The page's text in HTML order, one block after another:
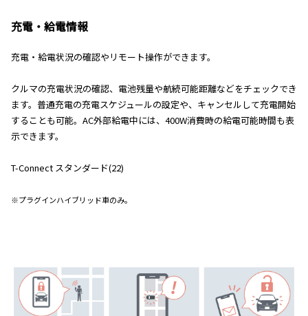
充電・給電情報
充電・給電状況の確認やリモート操作ができます。
クルマの充電状況の確認、電池残量や航続可能距離などをチェックでき
ます。普通充電の充電スケジュールの設定や、キャンセルして充電開始
することも可能。AC外部給電中には、400W消費時の給電可能時間も表
示できます。
T-Connect スタンダード(22)
※プラグインハイブリッド車のみ。